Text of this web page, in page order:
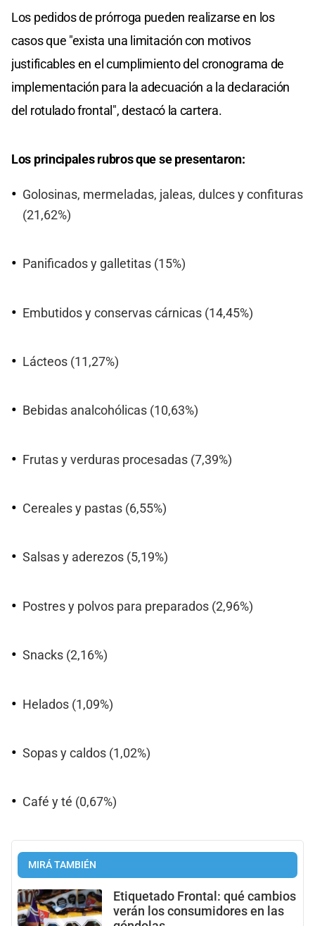
Los pedidos de prórroga pueden realizarse en los
casos que "exista una limitación con motivos
justificables en el cumplimiento del cronograma de
implementación para la adecuación a la declaración
del rotulado frontal", destacó la cartera.
Los principales rubros que se presentaron:
Golosinas, mermeladas, jaleas, dulces y confituras
(21,62%)
Panificados y galletitas (15%)
Embutidos y conservas cárnicas (14,45%)
Lácteos (11,27%)
Bebidas analcohólicas (10,63%)
Frutas y verduras procesadas (7,39%)
Cereales y pastas (6,55%)
Salsas y aderezos (5,19%)
Postres y polvos para preparados (2,96%)
Snacks (2,16%)
Helados (1,09%)
Sopas y caldos (1,02%)
Café y té (0,67%)
MIRÁ TAMBIÉN
Etiquetado Frontal: qué cambios
verán los consumidores en las